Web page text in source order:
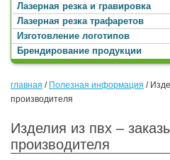
Лазерная резка и гравировка
Лазерная резка трафаретов
Изготовление логотипов
Брендирование продукции
главная / Полезная информация /
производителя
Изделия из пвх –
производителя